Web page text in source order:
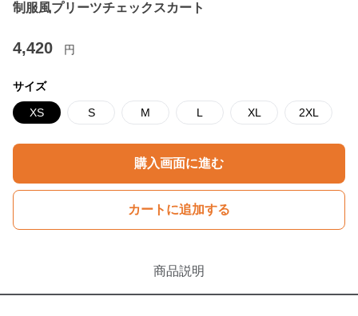
制服風プリーツチェックスカート
4,420 円
サイズ
XS S M L XL 2XL
購入画面に進む
カートに追加する
商品説明